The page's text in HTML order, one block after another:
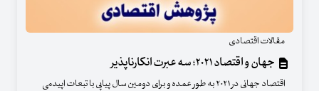
مقالات اقتصادی
جهان و اقتصاد ۲۰۲۱؛ سه عبرت انکارناپذیر
اقتصاد جهانی در ۲۰۲۱ به طور عمده و برای دومین سال پیاپی با تبعات اپیدمی